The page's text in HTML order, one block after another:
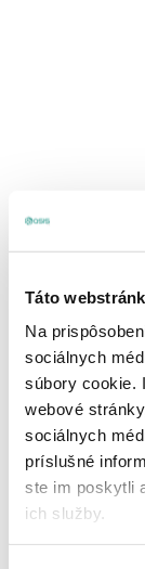
Táto
Na
sociálnych
súbory cookie.
webové
sociálnych
príslušné
ste im poskytli
ich služby.
FLOWER BOX 20/